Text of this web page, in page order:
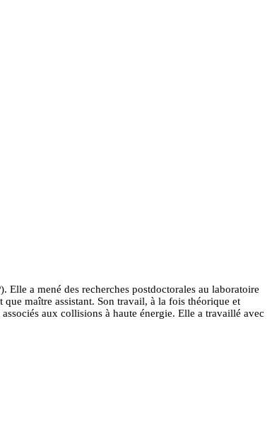
a mené des recherches postdoctorales au laboratoire
maître assistant. Son travail, à la fois théorique et
aux collisions à haute énergie. Elle a travaillé avec